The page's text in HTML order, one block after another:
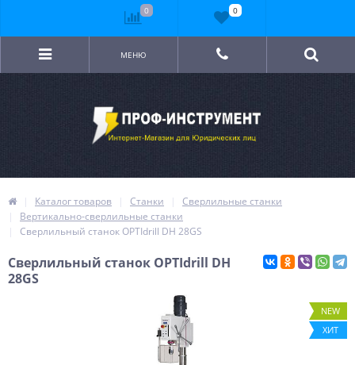
МЕНЮ
Каталог товаров Станки
Сверлильные станки
Вертикально-сверлильные станки
Сверлильный станок OPTIdrill DH 28GS
Сверлильный станок OPTIdrill DH
28GS
NEW
ХИТ
0 0